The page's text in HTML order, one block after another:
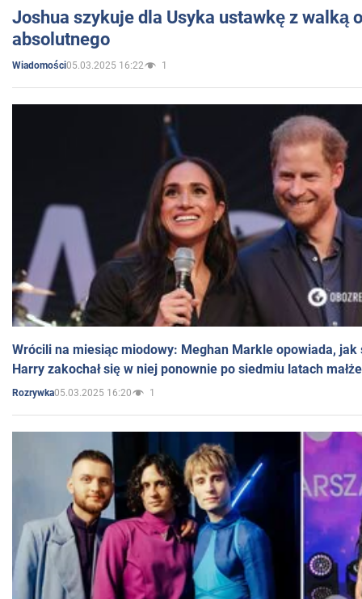
Joshua szykuje dla Usyka ustawkę z walką
absolutnego
Wiadomości05.03.2025 16:22 1
Wrócili na miesiąc miodowy: Meghan Markle opowiada, jak
Harry zakochał się w niej ponownie po siedmiu latach
Rozrywka05.03.2025 16:20 1